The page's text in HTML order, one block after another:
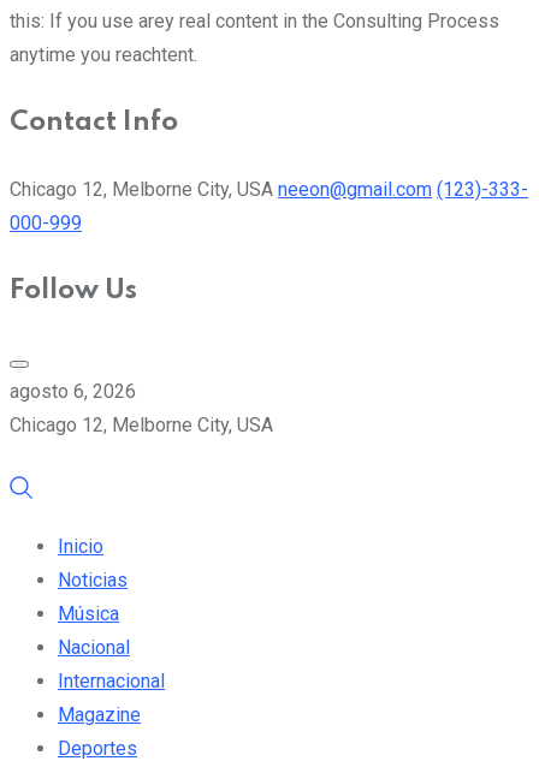
this: If you use arey real content in the Consulting Process
anytime you reachtent.
Contact Info
Chicago 12, Melborne City, USA neeon@gmail.com (123)-333-
000-999
Follow Us
agosto 6, 2026
Chicago 12, Melborne City, USA
Inicio
Noticias
Música
Nacional
Internacional
Magazine
Deportes